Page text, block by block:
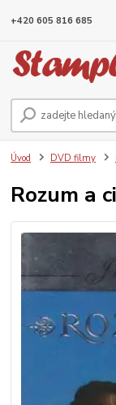
+420 605 816 685
Úvod DVD filmy
Rozum a